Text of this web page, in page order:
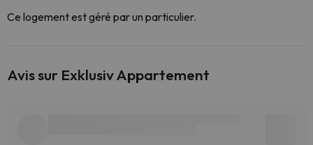
Ce logement est géré par un particulier.
Avis sur Exklusiv Appartement